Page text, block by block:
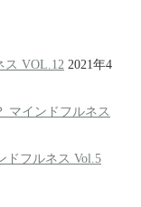
VOL.12 2021年4
マインドフルネス
ドフルネス Vol.5